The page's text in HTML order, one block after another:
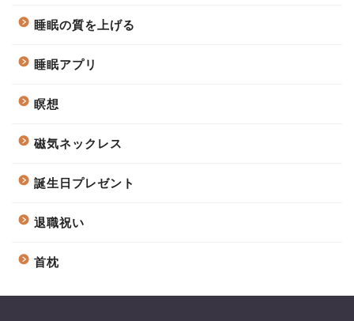
睡眠の質を上げる
睡眠アプリ
瞑想
磁気ネックレス
誕生日プレゼント
退職祝い
首枕